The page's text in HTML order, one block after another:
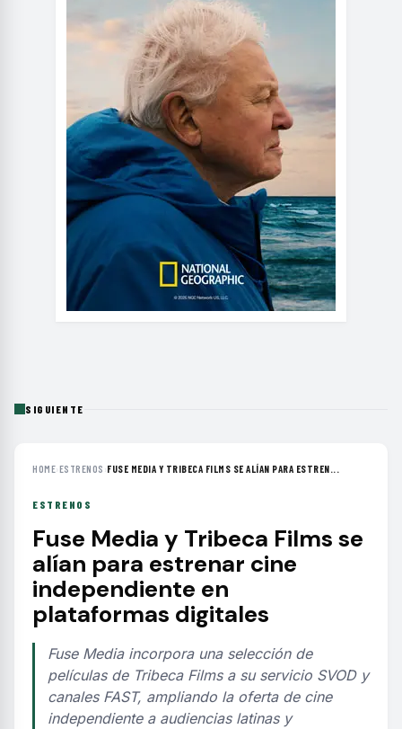
SIGUIENTE
HOME›ESTRENOS ›FUSE MEDIA Y TRIBECA FILMS SE ALÍAN PARA ESTREN...
ESTRENOS
Fuse Media y Tribeca Films se
alían para estrenar cine
independiente en
plataformas digitales
Fuse Media incorpora una selección de
películas de Tribeca Films a su servicio SVOD y
canales FAST, ampliando la oferta de cine
independiente a audiencias latinas y